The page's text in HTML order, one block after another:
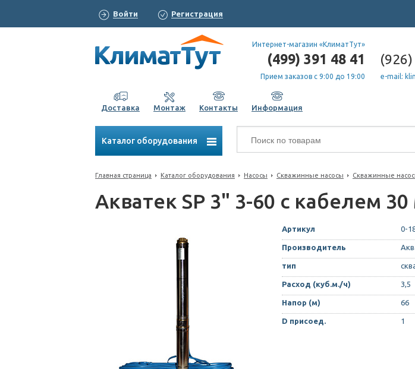
Войти Регистрация
Интернет-магазин «КлиматТут»
(499) 391 48 41
Прием заказов с 9:00 до 19:00 e-mail:
Доставка Монтаж Контакты Информация
Каталог оборудования
Главная страница Каталог оборудования Насосы Скважинные насосы Скважинные
Акватек SP 3" 3-60 с кабелем 30
Артикул 0-
Производитель
тип
Расход (куб.м./ч) 3,5
Напор (м) 66
D присоед. 1